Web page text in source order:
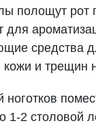
полощут рот
средства
и трещин
1-2 столовой